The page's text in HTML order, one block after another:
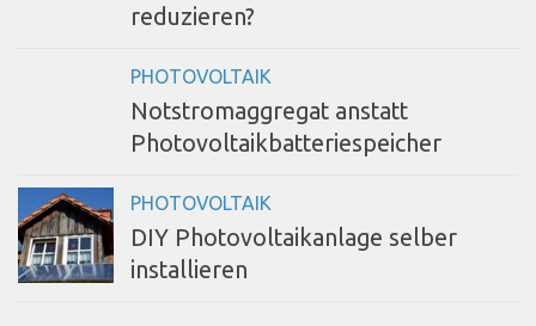
reduzieren?
PHOTOVOLTAIK
Notstromaggregat anstatt
Photovoltaikbatteriespeicher
PHOTOVOLTAIK
DIY Photovoltaikanlage selber
installieren